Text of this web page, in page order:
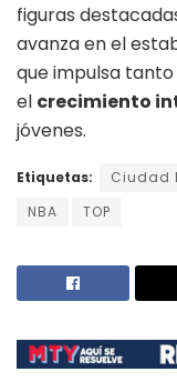
figuras
avanza en el
que impulsa
el crecimiento
jóvenes.
Etiquetas: Ciudad
NBA
TOP